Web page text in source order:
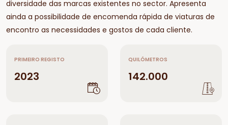
diversidade das marcas existentes no sector. Apresenta
ainda a possibilidade de encomenda rápida de viaturas de
encontro as necessidades e gostos de cada cliente.
PRIMEIRO REGISTO
2023
QUILÓMETROS
142.000